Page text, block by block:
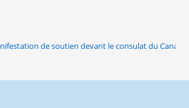
de soutien devant le consulat du Canada